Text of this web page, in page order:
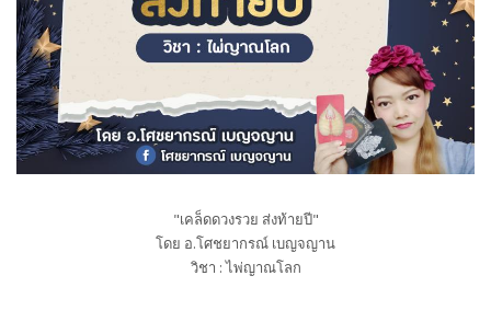
"เคล็ดดวงรวย ส่งท้ายปี"
โดย อ.โศชยากรณ์ เบญจญาน
วิชา : ไพ่ญาณโลก